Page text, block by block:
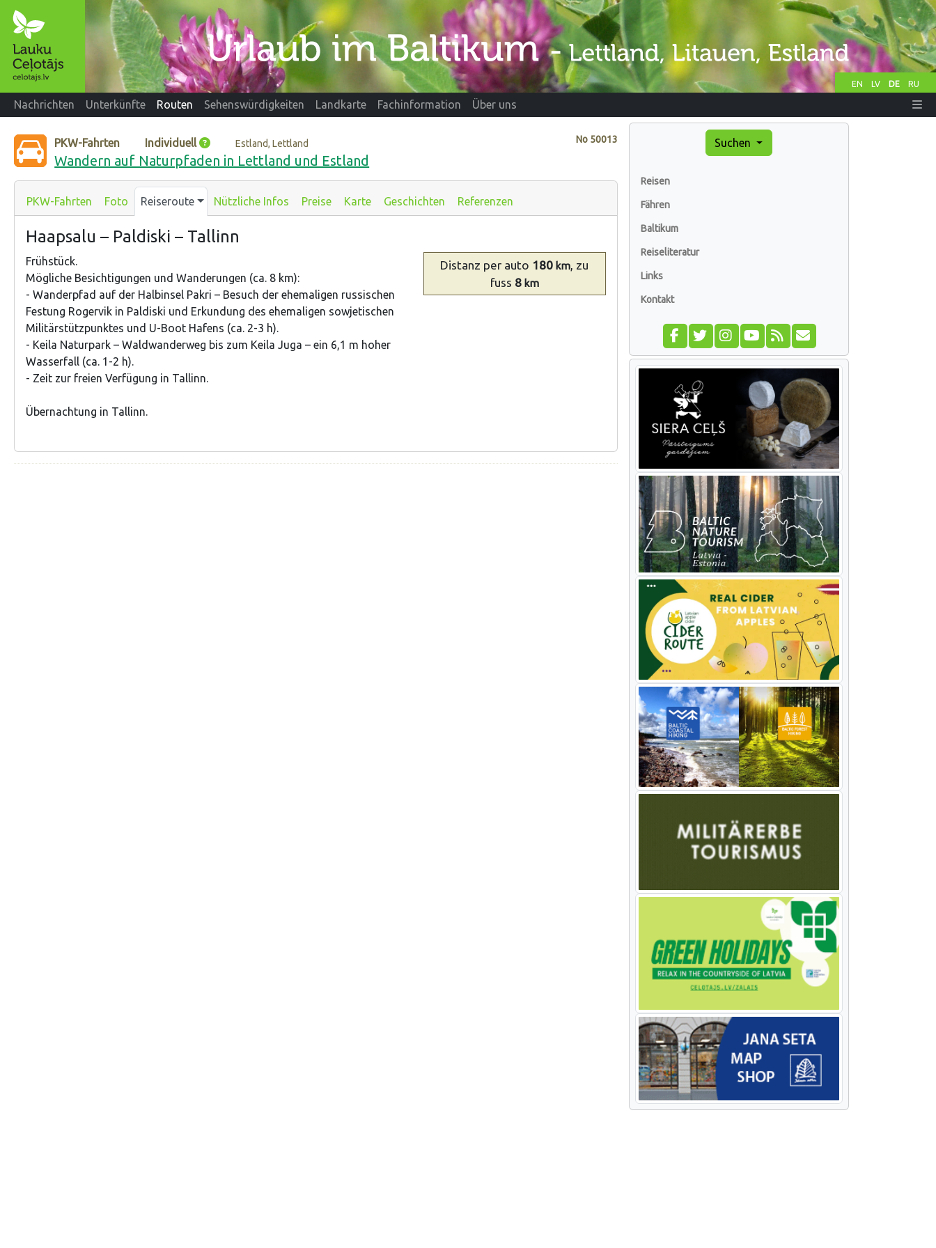
EN LV DE RU
Nachrichten Unterkünfte Routen Sehenswürdigkeiten Landkarte Fachinformation Über uns
No 50013
PKW-Fahrten Individuell Estland, Lettland
Wandern auf Naturpfaden in Lettland und Estland
PKW-Fahrten Foto Reiseroute Nützliche Infos Preise Karte Geschichten Referenzen
Haapsalu – Paldiski – Tallinn
Frühstück.
Mögliche Besichtigungen und Wanderungen (ca. 8 km):
- Wanderpfad auf der Halbinsel Pakri – Besuch der ehemaligen russischen
Festung Rogervik in Paldiski und Erkundung des ehemaligen sowjetischen
Militärstützpunktes und U-Boot Hafens (ca. 2-3 h).
- Keila Naturpark – Waldwanderweg bis zum Keila Juga – ein 6,1 m hoher
Wasserfall (ca. 1-2 h).
- Zeit zur freien Verfügung in Tallinn.
Übernachtung in Tallinn.
Distanz per auto 180 km , zu
fuss 8km
Suchen
Reisen
Fähren
Baltikum
Reiseliteratur
Links
Kontakt